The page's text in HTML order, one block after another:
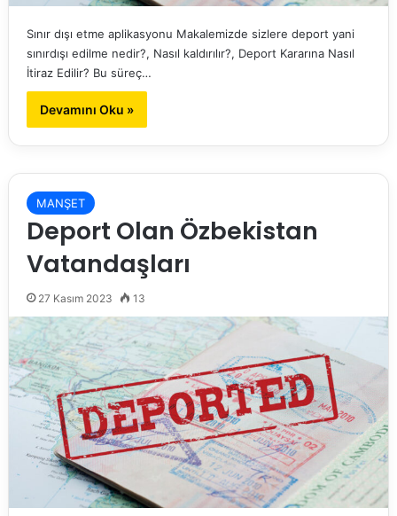
Sınır dışı etme aplikasyonu Makalemizde sizlere deport yani
sınırdışı edilme nedir?, Nasıl kaldırılır?, Deport Kararına Nasıl
İtiraz Edilir? Bu süreç…
Devamını Oku »
MANŞET
Deport Olan Özbekistan
Vatandaşları
27 Kasım 2023 13